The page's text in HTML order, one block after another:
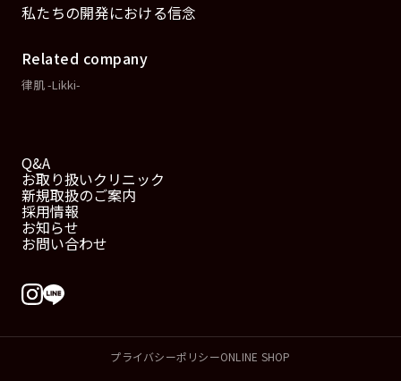
私たちの開発における信念
Related company
律肌 -Likki-
Q&A
お取り扱いクリニック
新規取扱のご案内
採用情報
お知らせ
お問い合わせ
プライバシーポリシーONLINE SHOP